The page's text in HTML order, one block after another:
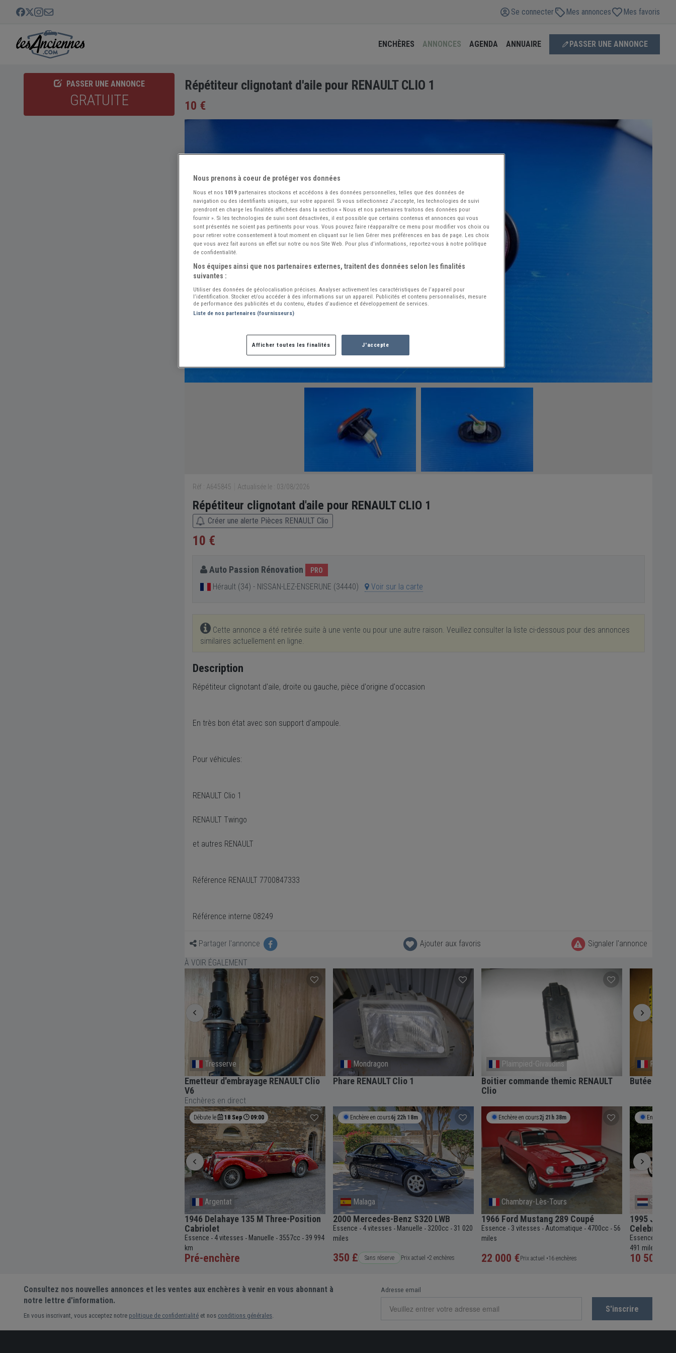
Se connecter Mes annonces Mes favoris
ENCHÈRES ANNONCES AGENDA ANNUAIRE PASSER UNE ANNONCE
PASSER UNE ANNONCE
GRATUITE
Répétiteur clignotant d'aile pour RENAULT CLIO 1
10 €
Réf : A645845 Actualisée le : 03/08/2026
Répétiteur clignotant d'aile pour RENAULT CLIO 1
Créer une alerte Pièces RENAULT Clio
10 €
Auto Passion Rénovation PRO
Hérault (34) - NISSAN-LEZ-ENSERUNE (34440) Voir sur la carte
Cette annonce a été retirée suite à une vente ou pour une autre raison. Veuillez consulter la liste ci-dessous pour des annonces
similaires actuellement en ligne.
Description
Répétiteur clignotant d'aile, droite ou gauche, pièce d'origine d'occasion
En très bon état avec son support d'ampoule.
Pour véhicules:
RENAULT Clio 1
RENAULT Twingo
et autres RENAULT
Référence RENAULT 7700847333
Référence interne 08249
Partager l'annonce Ajouter aux favoris
Signaler l'annonce
À VOIR ÉGALEMENT
Tresserve
Emetteur d'embrayage RENAULT Clio
V6
Mondragon
Phare RENAULT Clio 1
Plaimpied-Givaudins
Boitier commande themic RENAULT
Clio
Butée
Enchères en direct
Débute le 18 Sep 09:00
Argentat
1946 Delahaye 135 M Three-Position
Cabriolet
Essence - 4 vitesses - Manuelle - 3557cc - 39 994
km
Pré-enchère
Enchère en cours6j 22h 18m
Malaga
2000 Mercedes-Benz S320 LWB
Essence - 4 vitesses - Manuelle - 3200cc - 31 020
miles
350 £ Sans réserve Prix actuel •2 enchères
Enchère en cours2j 21h 38m
Chambray-Lès-Tours
1966 Ford Mustang 289 Coupé
Essence - 3 vitesses - Automatique - 4700cc - 56
miles
22 000 € Prix actuel •16 enchères
Enchère en
South
1995
Celebration
Essence
491 miles
10 500 €
Consultez nos nouvelles annonces et les ventes aux enchères à venir en vous abonnant à
notre lettre d'information.
En vous inscrivant, vous acceptez notre politique de confidentialité et nos conditions générales
Adresse email
Nous prenons à coeur de protéger vos données
Nous et nos 1019 partenaires stockons et accédons à des données personnelles, telles que des données de
navigation ou des identifiants uniques, sur votre appareil. Si vous sélectionnez J'accepte, les technologies de suivi
prendront en charge les finalités affichées dans la section « Nous et nos partenaires traitons des données pour
fournir ». Si les technologies de suivi sont désactivées, il est possible que certains contenus et annonces qui vous
sont présentés ne soient pas pertinents pour vous. Vous pouvez faire réapparaître ce menu pour modifier vos choix ou
pour retirer votre consentement à tout moment en cliquant sur le lien Gérer mes préférences en bas de page. Les choix
que vous avez fait aurons un effet sur notre ou nos Site Web. Pour plus d’informations, reportez-vous à notre politique
de confidentialité.
Nos équipes ainsi que nos partenaires externes, traitent des données selon les finalités
suivantes :
Utiliser des données de géolocalisation précises. Analyser activement les caractéristiques de l’appareil pour
l’identification. Stocker et/ou accéder à des informations sur un appareil. Publicités et contenu personnalisés, mesure
de performance des publicités et du contenu, études d’audience et développement de services.
Liste de nos partenaires (fournisseurs)
Afficher toutes les finalités J'accepte